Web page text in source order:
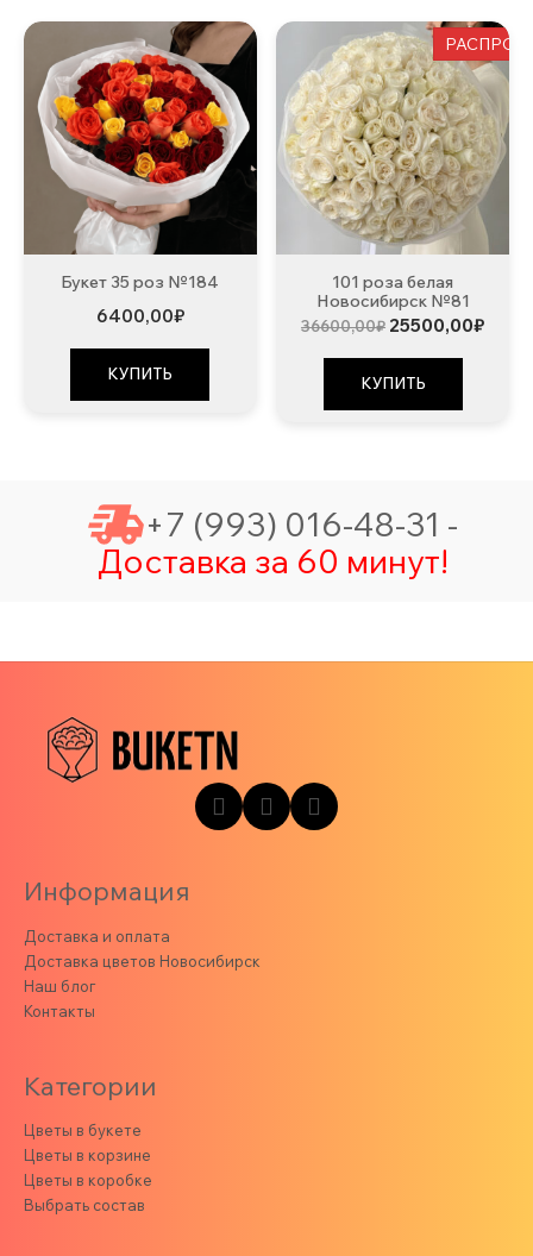
Букет 35 роз №184
6400,00₽
КУПИТЬ
101 роза белая
Новосибирск №81
36600,00₽
составляла
36600,00₽.
25500,00₽
КУПИТЬ
+7 (993) 016-48-31 -
Доставка за 60 минут!
Информация
Доставка и оплата
Доставка цветов Новосибирск
Наш блог
Контакты
Категории
Цветы в букете
Цветы в корзине
Цветы в коробке
Выбрать состав